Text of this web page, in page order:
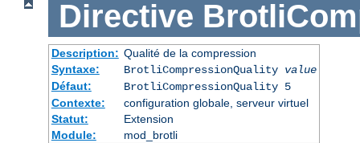
Directive
Description: Qualité de la compression
Syntaxe:
BrotliCompressionQuality value
Défaut:
BrotliCompressionQuality 5
Contexte:
configuration globale, serveur virtuel
Statut:
Extension
Module:
mod_brotli